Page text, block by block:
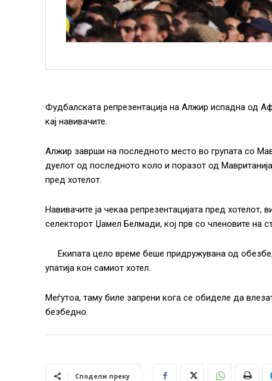
Фудбалската репрезентација на Алжир испадна од
кај навивачите.
Алжир заврши на последното место во групата со
дуелот од последното коло и поразот од
пред хотелот.
Навивачите ја чекаа репрезентацијата пред хотелот,
селекторот Џамел Белмади, кој прв со членовите на
Екипата цело време беше придружувана од
упатија кон самиот хотел.
Меѓутоа, таму биле запрени кога се обиделе да
безбедно.
Сподели преку